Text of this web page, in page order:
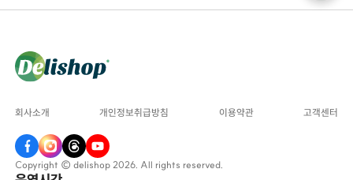
회사소개 개인정보취급방침 이용약관 고객센터
Copyright © delishop 2026. All rights reserved.